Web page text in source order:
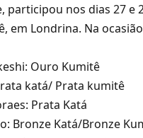
participou nos dias 27
em Londrina. Na
Ouro Kumitê
katá/ Prata kumitê
Prata Katá
Bronze Katá/Bronze